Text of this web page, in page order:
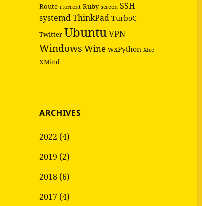
Route rtorrent Ruby screen SSH
systemdThinkPad TurboC
Twitter UbuntuVPN
Windows Wine wxPython Xfce
XMind
ARCHIVES
2022 (4)
2019 (2)
2018 (6)
2017 (4)